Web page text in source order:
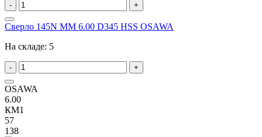
- +
Сверло 145N MM 6.00 D345 HSS OSAWA
На складе: 5
- +
OSAWA
6.00
КМ1
57
138